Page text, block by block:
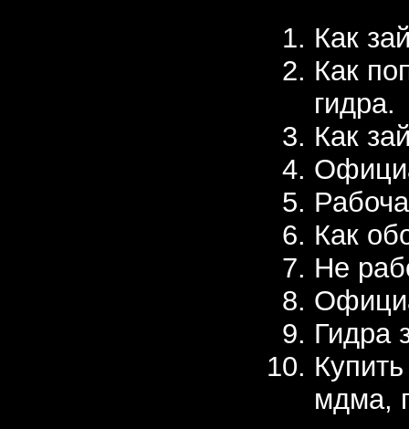
Как
Как
гидра.
Как
Как
Не
Гидра
мдма,